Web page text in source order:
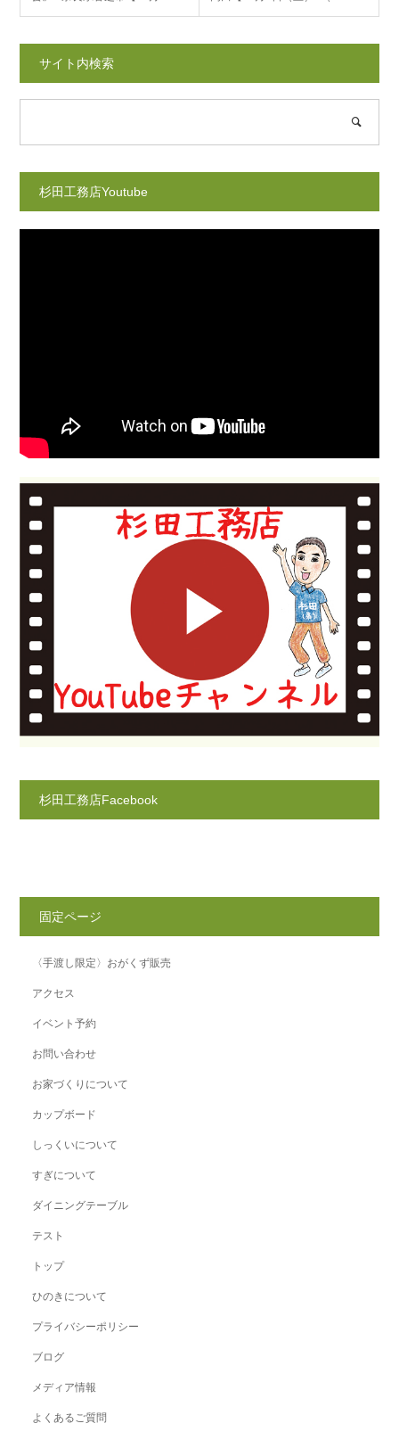
サイト内検索
杉田工務店Youtube
杉田工務店Facebook
固定ページ
〈手渡し限定〉おがくず販売
アクセス
イベント予約
お問い合わせ
お家づくりについて
カップボード
しっくいについて
すぎについて
ダイニングテーブル
テスト
トップ
ひのきについて
プライバシーポリシー
ブログ
メディア情報
よくあるご質問